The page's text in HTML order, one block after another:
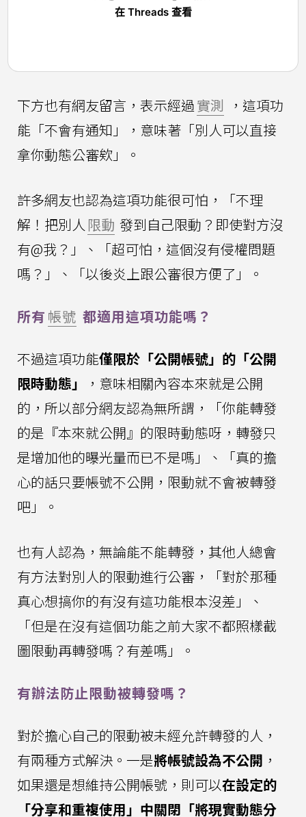
在 Threads 查看
下方也有網友留言，表示經過實測 ，這項功
能「不會有通知」，意味著「別人可以直接
拿你動態公審欸」。
許多網友也認為這項功能很可怕，「不理
解！把別人 限動 發到自己限動？即使對方沒
有@我？」、「超可怕，這個沒有侵權問題
嗎？」、「以後炎上跟公審很方便了」。
所有 帳號 都適用這項功能嗎？
不過這項功能僅限於「公開帳號」的「公開
限時動態」
，意味相關內容本來就是公開
的，所以部分網友認為無所謂，「你能轉發
的是『本來就公開』的限時動態呀，轉發只
是增加他的曝光量而已不是嗎」、「真的擔
心的話只要帳號不公開，限動就不會被轉發
吧」。
也有人認為，無論能不能轉發，其他人總會
有方法對別人的限動進行公審，「對於那種
真心想搞你的有沒有這功能根本沒差」、
「但是在沒有這個功能之前大家不都照樣截
圖限動再轉發嗎？有差嗎」。
有辦法防止限動被轉發嗎？
對於擔心自己的限動被未經允許轉發的人，
有兩種方式解決。一是將帳號設為不公開 ，
如果還是想維持公開帳號，則可以在設定的
「分享和重複使用」中關閉「將現實動態分